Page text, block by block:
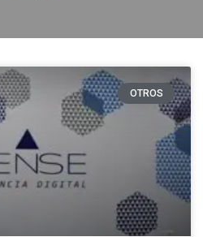
OTROS